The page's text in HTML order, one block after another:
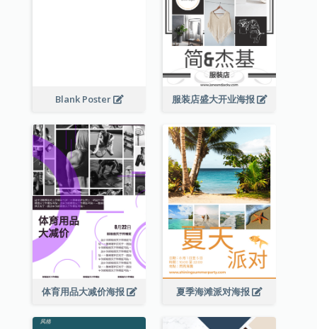
Blank Poster 服装店盛大开业海报
体育用品大减价海报 夏季海滩派对海报